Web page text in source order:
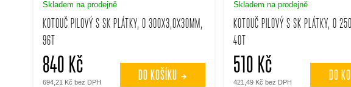
KOTOUČ PILOVÝ S SK PLÁTKY, O 300X3,0X30MM,
96T
Skladem na prodejně
694,21 Kč bez DPH
840 Kč DO KOŠÍKU
KOTOUČ PILOVÝ S SK PLÁTKY, O
40T
Skladem na prodejně
421,49 Kč bez DPH
510 Kč DO